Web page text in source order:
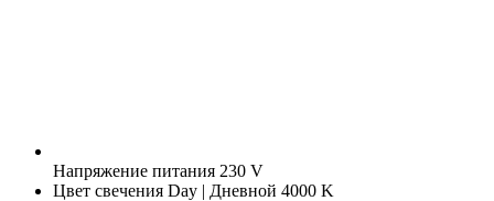
Напряжение питания 230 V
Цвет свечения Day | Дневной 4000 K